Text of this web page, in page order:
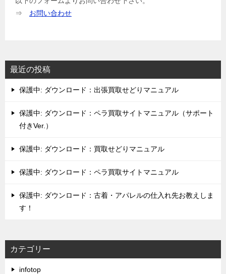
⇒ お問い合わせ
最近の投稿
保護中: ダウンロード：出張買取せどりマニュアル
保護中: ダウンロード：ペラ買取サイトマニュアル（サポート
付きVer.）
保護中: ダウンロード：買取せどりマニュアル
保護中: ダウンロード：ペラ買取サイトマニュアル
保護中: ダウンロード：古着・アパレルの仕入れ先お教えしま
す！
カテゴリー
infotop